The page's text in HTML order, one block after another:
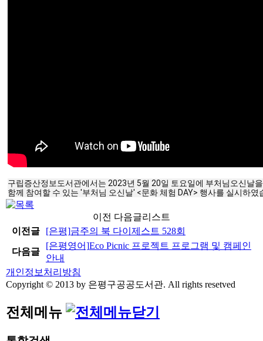
구립증산정보도서관에서는 2023년 5월 20일 토요일에 부처님오신날
함께 참여할 수 있는 '부처님 오신날' <문화 체험 DAY> 행사를 실시하였
이전 다음글리스트
이전글
[은평]금주의 북 다이제스트 528회
다음글
[은평영어]Eco Picnic 프로젝트 프로그램 및 캠페인
안내
개인정보처리방침
Copyright © 2013 by 은평구공공도서관. All rights resetved
전체메뉴